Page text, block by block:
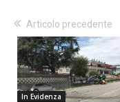
Articolo precedente
In Evidenza